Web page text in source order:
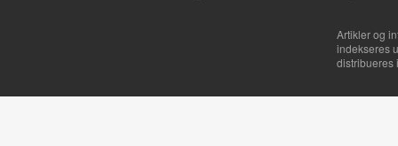
Artikler og
indekseres
distribueres